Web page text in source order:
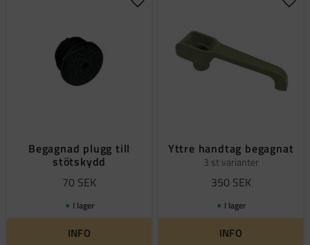
Begagnad plugg till
stötskydd
70 SEK
Lägg till i favoriter
I lager
INFO
Yttre handtag begagnat
3 st varianter
350 SEK
I lager
INFO